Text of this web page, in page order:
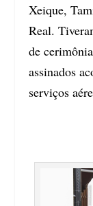
Xeique,
Real.
de
assinados
serviços